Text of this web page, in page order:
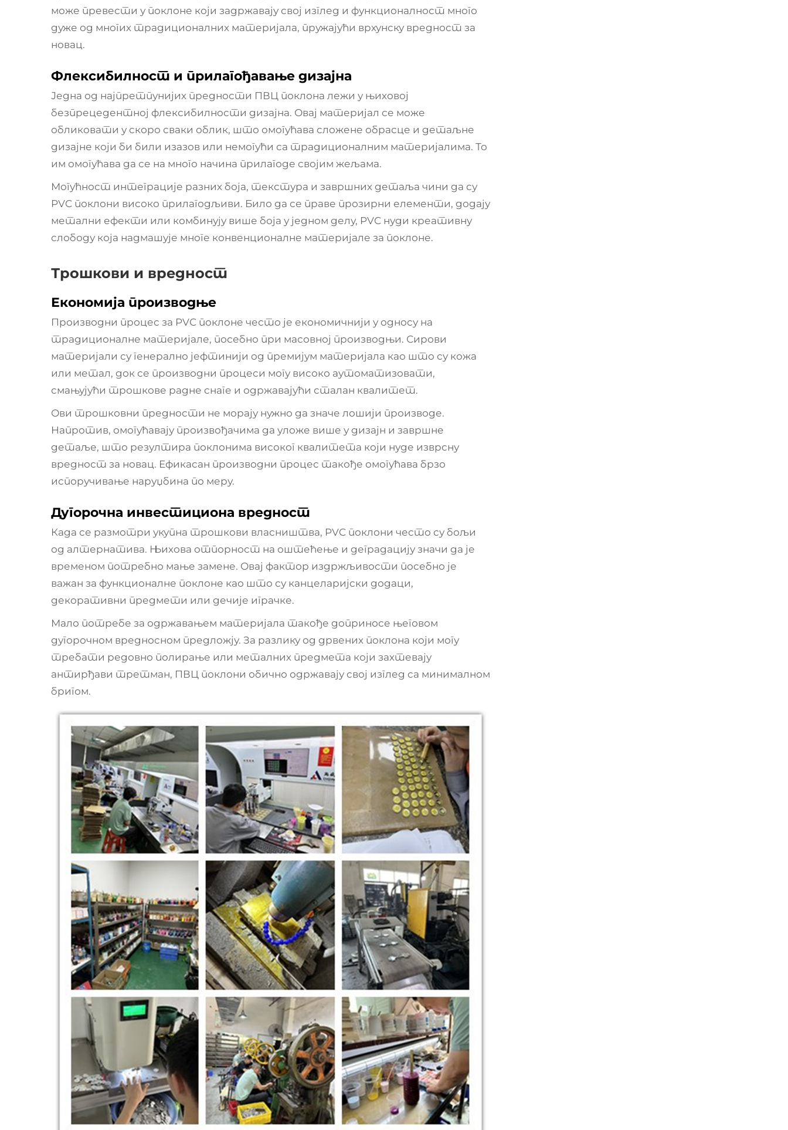
може превести у поклоне који задржавају свој изглед и функционалност много
дуже од многих традиционалних материјала, пружајући врхунску вредност за
новац.
Флексибилност и прилагођавање дизајна
Једна од најпретпунијих предности ПВЦ поклона лежи у њиховој
безпрецедентној флексибилности дизајна. Овај материјал се може
обликовати у скоро сваки облик, што омогућава сложене обрасце и детаљне
дизајне који би били изазов или немогући са традиционалним материјалима. То
им омогућава да се на много начина прилагоде својим жељама.
Могућност интеграције разних боја, текстура и завршних детаља чини да су
PVC поклони високо прилагодљиви. Било да се праве прозирни елементи, додају
метални ефекти или комбинују више боја у једном делу, PVC нуди креативну
слободу која надмашује многе конвенционалне материјале за поклоне.
Трошкови и вредност
Економија производње
Производни процес за PVC поклоне често је економичнији у односу на
традиционалне материјале, посебно при масовној производњи. Сирови
материјали су генерално јефтинији од премијум материјала као што су кожа
или метал, док се производни процеси могу високо аутоматизовати,
смањујући трошкове радне снаге и одржавајући сталан квалитет.
Ови трошковни предности не морају нужно да значе лошији производе.
Напротив, омогућавају произвођачима да уложе више у дизајн и завршне
детаље, што резултира поклонима високог квалитета који нуде изврсну
вредност за новац. Ефикасан производни процес такође омогућава брзо
испоручивање наруџбина по меру.
Дугорочна инвестициона вредност
Када се размотри укупна трошкови власништва, PVC поклони често су бољи
од алтернатива. Њихова отпорност на оштећење и деградацију значи да је
временом потребно мање замене. Овај фактор издржљивости посебно је
важан за функционалне поклоне као што су канцеларијски додаци,
декоративни предмети или дечије играчке.
Мало потребе за одржавањем материјала такође доприносе његовом
дугорочном вредносном предложју. За разлику од дрвених поклона који могу
требати редовно полирање или металних предмета који захтевају
антирђави третман, ПВЦ поклони обично одржавају свој изглед са минималном
бригом.